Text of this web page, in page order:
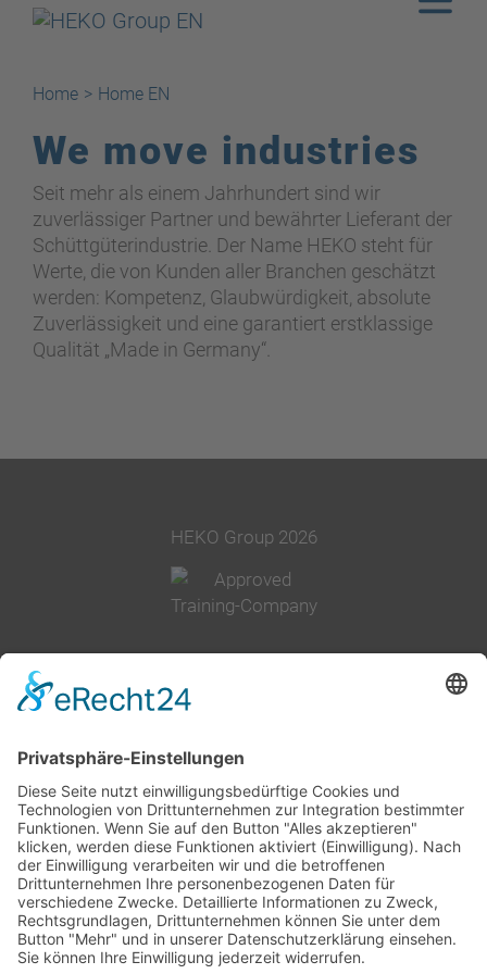
Home > Home EN
We move industries
Seit mehr als einem Jahrhundert sind wir
zuverlässiger Partner und bewährter Lieferant der
Schüttgüterindustrie. Der Name HEKO steht für
Werte, die von Kunden aller Branchen geschätzt
werden: Kompetenz, Glaubwürdigkeit, absolute
Zuverlässigkeit und eine garantiert erstklassige
Qualität „Made in Germany“.
HEKO Group 2026
Corporate information
Data privacy notice
Terms and conditions
Cookie-Settings
Company group
History